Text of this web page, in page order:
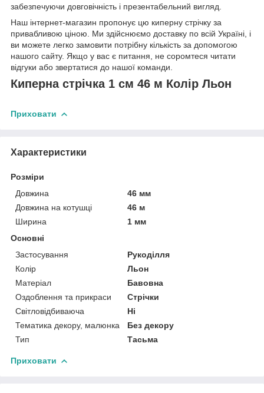
забезпечуючи довговічність і презентабельний вигляд.
Наш інтернет-магазин пропонує цю киперну стрічку за
привабливою ціною. Ми здійснюємо доставку по всій Україні, і
ви можете легко замовити потрібну кількість за допомогою
нашого сайту. Якщо у вас є питання, не соромтеся читати
відгуки або звертатися до нашої команди.
Киперна стрічка 1 см 46 м Колір Льон
Приховати
Характеристики
Розміри
Довжина
46 мм
Довжина на котушці
46 м
Ширина
1 мм
Основні
Застосування
Рукоділля
Колір
Льон
Матеріал
Бавовна
Оздоблення та прикраси
Стрічки
Світловідбиваюча
Ні
Тематика декору, малюнка
Без декору
Тип
Тасьма
Приховати